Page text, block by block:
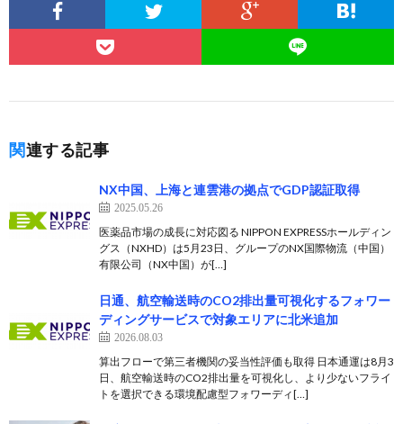
関連する記事
NX中国、上海と連雲港の拠点でGDP認証取得
2025.05.26
医薬品市場の成長に対応図る NIPPON EXPRESSホールディン
グス（NXHD）は5月23日、グループのNX国際物流（中国）
有限公司（NX中国）が[…]
日通、航空輸送時のCO2排出量可視化するフォワー
ディングサービスで対象エリアに北米追加
2026.08.03
算出フローで第三者機関の妥当性評価も取得 日本通運は8月3
日、航空輸送時のCO2排出量を可視化し、より少ないフライ
トを選択できる環境配慮型フォワーディ[…]